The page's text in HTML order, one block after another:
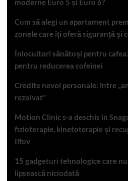
moderne Euro 5 și Euro 6?
Cum să alegi un apartament
zonele care îți oferă siguranță și
Înlocuitori sănătoși pentru
pentru reducerea cofeinei
Credite nevoi personale: între
rezolvat”
Motion Clinic s-a deschis în
fizioterapie, kinetoterapie și
Ilfov
15 gadgeturi tehnologice care
lipsească niciodată